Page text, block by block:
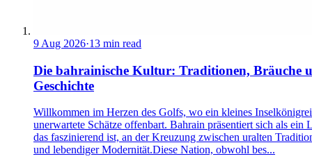
9 Aug 2026·13 min read
Die bahrainische Kultur: Traditionen, Bräuche
Geschichte
Willkommen im Herzen des Golfs, wo ein kleines
unerwartete Schätze offenbart. Bahrain präsentiert sich als ein
das faszinierend ist, an der Kreuzung zwischen uralten
und lebendiger Modernität.Diese Nation, obwohl bes...